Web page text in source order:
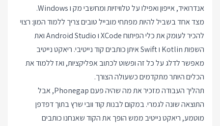
אנדרואיד, אייפון ואפילו על טלוויזיות ומחשבי מק ו Windows.
מצד אחד בשביל להיות מפתחי מובייל טובים צריך ללמוד המון: רצוי
להכיר לעומק את כלי הפיתוח XCode ו Android Studio ואת
השפות Kotlin ו Swift איתן כותבים קוד נייטיבי. ריאקט נייטיב
מאפשר לדלג על כל זה ופשוט לכתוב אפליקציות, ואז ללמוד את
הכלים היותר מתקדמים כשעולה הצורך.
תהליך העבודה מזכיר את מה שהיה פעם Phonegap, אבל
התוצאה שונה לגמרי. במקום לבנות קוד וובי שרץ בתוך דפדפן
מוטמע, ריאקט נייטיב ממש הופך את הקוד שאנחנו כותבים